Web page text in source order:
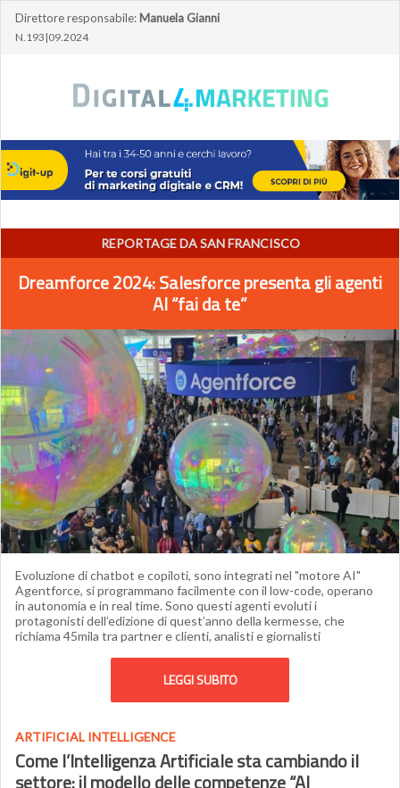
Direttore responsabile: Manuela Gianni
N.193|09.2024
REPORTAGE DA SAN FRANCISCO
Dreamforce 2024: Salesforce presenta gli agenti
AI “fai da te”
Evoluzione di chatbot e copiloti, sono integrati nel "motore AI"
Agentforce, si programmano facilmente con il low-code, operano
in autonomia e in real time. Sono questi agenti evoluti i
protagonisti dell’edizione di quest’anno della kermesse, che
richiama 45mila tra partner e clienti, analisti e giornalisti
LEGGI SUBITO
ARTIFICIAL INTELLIGENCE
Come l’Intelligenza Artificiale sta cambiando il
settore: il modello delle competenze “AI